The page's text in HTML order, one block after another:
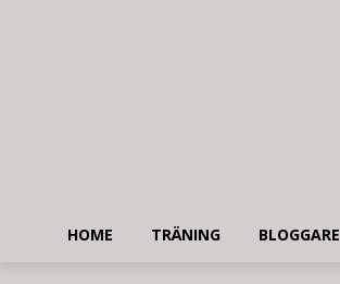
HOME TRÄNING BLOGGARE